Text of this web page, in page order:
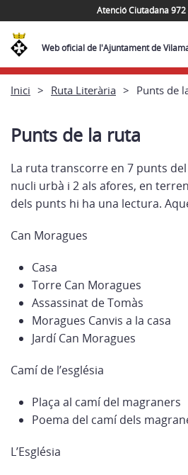
Atenció Ciutadana
Web oficial de l'Ajuntament de
Inici Ruta Literària Punts de
Punts de la ruta
La ruta transcorre en 7 punts
nucli urbà i 2 als afores, en
dels punts hi ha una lectura.
Can Moragues
Casa
Torre Can Moragues
Assassinat de Tomàs
Moragues Canvis a la casa
Jardí Can Moragues
Camí de l’església
Plaça al camí del magraners
Poema del camí dels
L’Església